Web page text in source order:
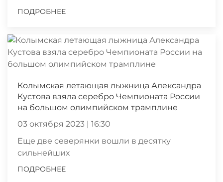
ПОДРОБНЕЕ
Колымская летающая лыжница Александра
Кустова взяла серебро Чемпионата России
на большом олимпийском трамплине
03 октября 2023 | 16:30
Еще две северянки вошли в десятку
сильнейших
ПОДРОБНЕЕ